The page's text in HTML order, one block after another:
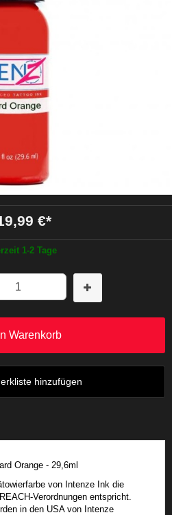
€*
1-2 Tage
Warenkorb
hinzufügen
Orange - 29,6ml
von Intenze Ink die
Verordnungen entspricht.
in den USA von Intenze